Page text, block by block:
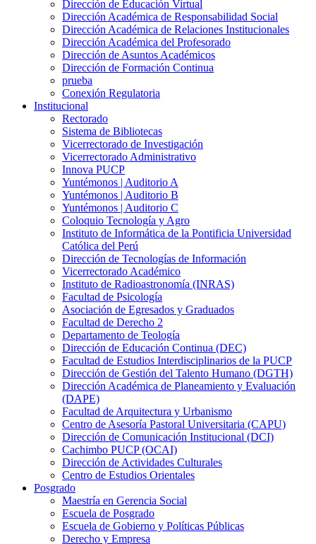
Dirección de Educación Virtual
Dirección Académica de Responsabilidad Social
Dirección Académica de Relaciones Institucionales
Dirección Académica del Profesorado
Dirección de Asuntos Académicos
Dirección de Formación Continua
prueba
Conexión Regulatoria
Institucional
Rectorado
Sistema de Bibliotecas
Vicerrectorado de Investigación
Vicerrectorado Administrativo
Innova PUCP
Yuntémonos | Auditorio A
Yuntémonos | Auditorio B
Yuntémonos | Auditorio C
Coloquio Tecnología y Agro
Instituto de Informática de la Pontificia Universidad
Católica del Perú
Dirección de Tecnologías de Información
Vicerrectorado Académico
Instituto de Radioastronomía (INRAS)
Facultad de Psicología
Asociación de Egresados y Graduados
Facultad de Derecho 2
Departamento de Teología
Dirección de Educación Continua (DEC)
Facultad de Estudios Interdisciplinarios de la PUCP
Dirección de Gestión del Talento Humano (DGTH)
Dirección Académica de Planeamiento y Evaluación
(DAPE)
Facultad de Arquitectura y Urbanismo
Centro de Asesoría Pastoral Universitaria (CAPU)
Dirección de Comunicación Institucional (DCI)
Cachimbo PUCP (OCAI)
Dirección de Actividades Culturales
Centro de Estudios Orientales
Posgrado
Maestría en Gerencia Social
Escuela de Posgrado
Escuela de Gobierno y Políticas Públicas
Derecho y Empresa